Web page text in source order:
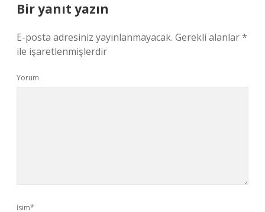
Bir yanıt yazın
E-posta adresiniz yayınlanmayacak. Gerekli alanlar*
ile işaretlenmişlerdir
Yorum
İsim*